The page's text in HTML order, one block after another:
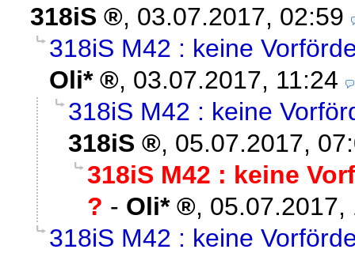
318iS
, 03.07.2017, 02:59
318iS M42 : keine
Oli*
, 03.07.2017, 11:24
318iS M42 : keine
318iS
, 05.07.2017,
318iS M42 : keine
? - Oli* , 05.07.2017,
318iS M42 : keine